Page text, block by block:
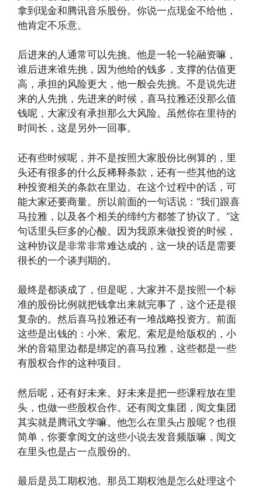
拿到现金和腾讯音乐股份。你说一点现金不给他，
他肯定不乐意。
后进来的人通常可以先挑。他是一轮一轮融资嘛，
谁后进来谁先挑，因为他给的钱多，支撑的估值更
高，承担的风险更大，他一般会先挑。不是说先进
来的人先挑，先进来的时候，喜马拉雅还没那么值
钱呢，大家没有承担那么大风险。虽然你在里待的
时间长，这是另外一回事。
还有些时候呢，并不是按照大家股份比例算的，里
头还有很多的什么反稀释条款，还有一些其他的这
种投资相关的条款在里边。在这个过程中的话，可
能大家还要商量。所以前面的一句话说：“我们跟喜
马拉雅，以及各个相关的缔约方都签了协议了。”这
句话里头巨多的心酸。因为我原来做投资的时候，
这种协议是非常非常难达成的，这一块的话是需要
很长的一个谈判期的。
最终是都谈成了，但是呢，大家并不是按照一个标
准的股份比例就把钱拿出来就完事了，这个还是很
复杂的。然后喜马拉雅还有一堆战略投资方。前面
这些是出钱的：小米、索尼。索尼是给版权的，小
米的音箱里边都是绑定的喜马拉雅，这些都是一些
有股权合作的这种项目。
然后呢，还有好未来。好未来是把一些课程放在里
头，也做一些股权合作。还有阅文集团，阅文集团
其实就是腾讯文学嘛。他怎么在里头占股呢？也很
简单，你要拿阅文的这些小说去发音频版嘛，阅文
在里头也是占一点股份的。
最后是员工期权池。那员工期权池是怎么处理这个